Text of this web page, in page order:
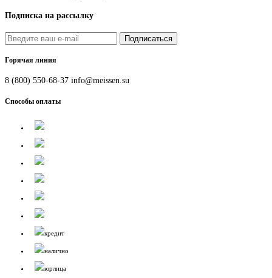
Подписка на рассылку
Подписаться
Горячая линия
8 (800) 550-68-37 info@meissen.su
Способы оплаты
кредит
налично
юрлица